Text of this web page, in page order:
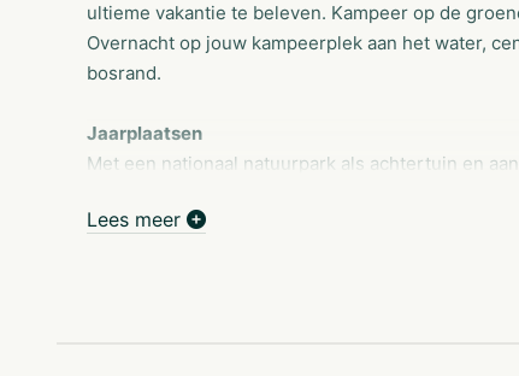
ultieme vakantie te beleven. Kampeer op de
Overnacht op jouw kampeerplek aan het water,
bosrand.
Jaarplaatsen
Met een nationaal natuurpark als achtertuin en
onder de Drentse sterrenhemel wanneer het jou
Lees meer